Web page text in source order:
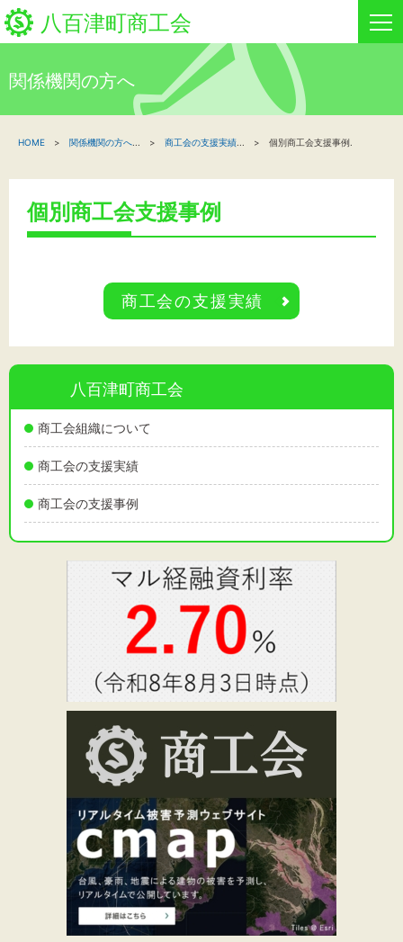
八百津町商工会
新着情報
関係機関の方へ
イベント情報
標準 拡大
黒 白 黄
関係機関の方へ
八百津町商工会
商工会組織について
商工会の支援実績
商工会の支援事例
HOME 関係機関の方へ 商工会の支援実績 個別商工会支援事例.
個別商工会支援事例
商工会の支援実績